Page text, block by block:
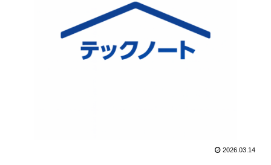
2026.03.14